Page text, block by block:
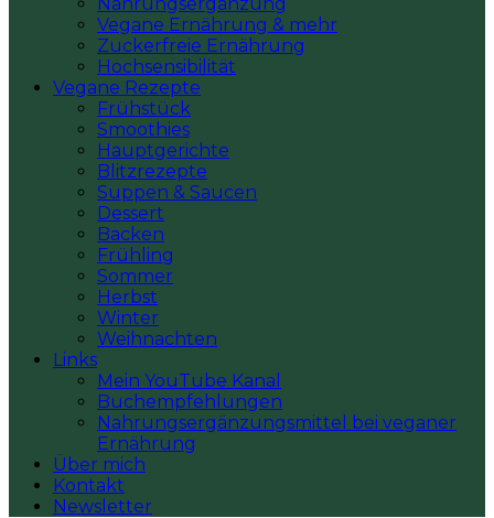
Vegane Ernährung & mehr
Zuckerfreie Ernährung
Hochsensibilität
Vegane Rezepte
Frühstück
Smoothies
Hauptgerichte
Blitzrezepte
Suppen & Saucen
Dessert
Backen
Frühling
Sommer
Herbst
Winter
Weihnachten
Links
Mein YouTube Kanal
Buchempfehlungen
Nahrungsergänzungsmittel bei veganer
Ernährung
Über mich
Kontakt
Newsletter